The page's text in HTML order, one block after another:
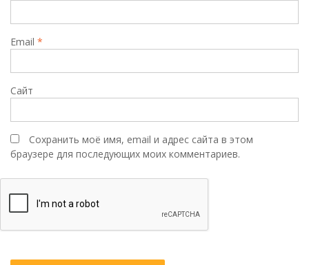
Email *
Сайт
Сохранить моё имя, email и адрес сайта в этом
браузере для последующих моих комментариев.